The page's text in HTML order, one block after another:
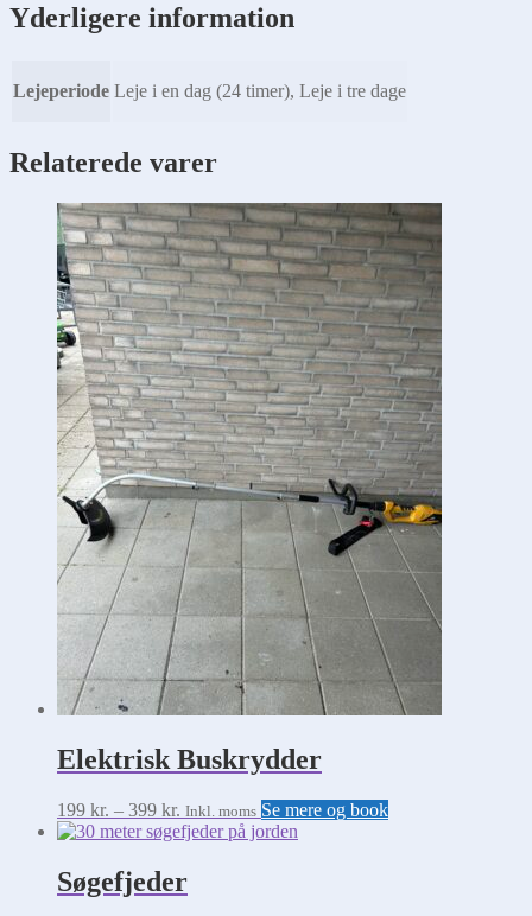
Yderligere information
Lejeperiode Leje i en dag (24 timer), Leje i tre dage
Relaterede varer
Elektrisk Buskrydder
199 kr. – 399 kr. Prisinterval:
199 kr.
Inkl. moms Se mere og bookDette
Søgefjeder